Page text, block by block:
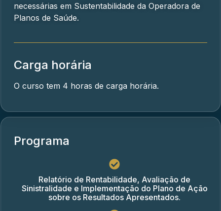
necessárias em Sustentabilidade da Operadora de
Planos de Saúde.
Carga horária
O curso tem 4 horas de carga horária.
Programa
Relatório de Rentabilidade, Avaliação de
Sinistralidade e Implementação do Plano de Ação
sobre os Resultados Apresentados.